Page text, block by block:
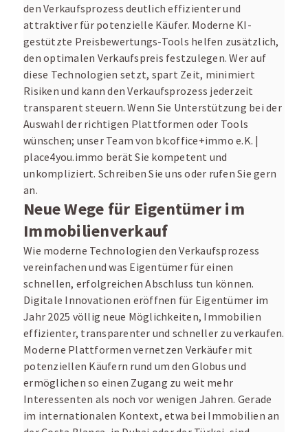
den Verkaufsprozess deutlich effizienter und
attraktiver für potenzielle Käufer. Moderne KI-
gestützte Preisbewertungs-Tools helfen zusätzlich,
den optimalen Verkaufspreis festzulegen. Wer auf
diese Technologien setzt, spart Zeit, minimiert
Risiken und kann den Verkaufsprozess jederzeit
transparent steuern. Wenn Sie Unterstützung bei der
Auswahl der richtigen Plattformen oder Tools
wünschen; unser Team von bk:office+immo e.K. |
place4you.immo berät Sie kompetent und
unkompliziert. Schreiben Sie uns oder rufen Sie gern
an.
Neue Wege für Eigentümer im
Immobilienverkauf
Wie moderne Technologien den Verkaufsprozess
vereinfachen und was Eigentümer für einen
schnellen, erfolgreichen Abschluss tun können.
Digitale Innovationen eröffnen für Eigentümer im
Jahr 2025 völlig neue Möglichkeiten, Immobilien
effizienter, transparenter und schneller zu verkaufen.
Moderne Plattformen vernetzen Verkäufer mit
potenziellen Käufern rund um den Globus und
ermöglichen so einen Zugang zu weit mehr
Interessenten als noch vor wenigen Jahren. Gerade
im internationalen Kontext, etwa bei Immobilien an